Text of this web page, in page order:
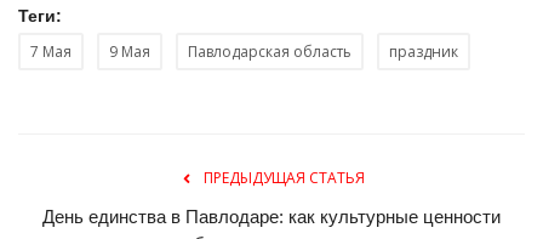
Теги:
7 Мая 9 Мая Павлодарская область праздник
ПРЕДЫДУЩАЯ СТАТЬЯ
День единства в Павлодаре: как культурные ценности